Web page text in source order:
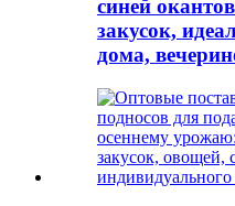
синей
закусок,
дома,